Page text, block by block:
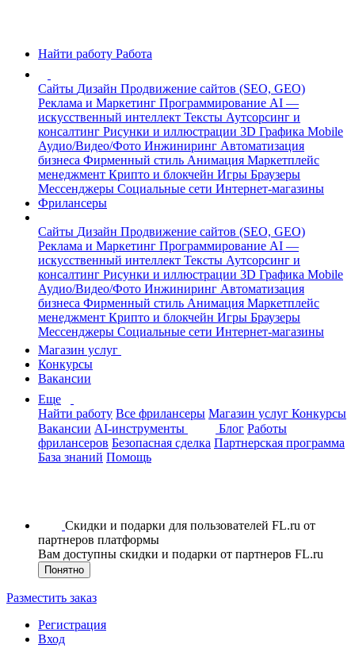
Найти работу Работа
Сайты Дизайн Продвижение сайтов (SEO, GEO)
Реклама и Маркетинг Программирование AI —
искусственный интеллект Тексты Аутсорсинг и
консалтинг Рисунки и иллюстрации 3D Графика Mobile
Аудио/Видео/Фото Инжиниринг Автоматизация
бизнеса Фирменный стиль Анимация Маркетплейс
менеджмент Крипто и блокчейн Игры Браузеры
Мессенджеры Социальные сети Интернет-магазины
Фрилансеры
Сайты Дизайн Продвижение сайтов (SEO, GEO)
Реклама и Маркетинг Программирование AI —
искусственный интеллект Тексты Аутсорсинг и
консалтинг Рисунки и иллюстрации 3D Графика Mobile
Аудио/Видео/Фото Инжиниринг Автоматизация
бизнеса Фирменный стиль Анимация Маркетплейс
менеджмент Крипто и блокчейн Игры Браузеры
Мессенджеры Социальные сети Интернет-магазины
Магазин услуг
Конкурсы
Вакансии
Еще
Найти работу Все фрилансеры Магазин услуг Конкурсы
Вакансии AI-инструменты Блог Работы
фрилансеров Безопасная сделка Партнерская программа
База знаний Помощь
Скидки и подарки для пользователей FL.ru от
партнеров платформы
Вам доступны скидки и подарки от партнеров FL.ru
Понятно
Разместить заказ
Регистрация
Вход